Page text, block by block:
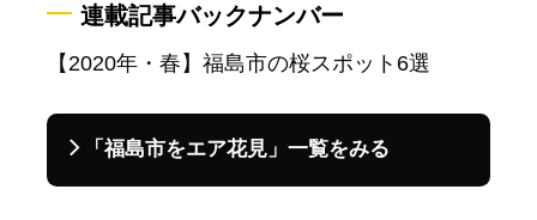
連載記事バックナンバー
【2020年・春】福島市の桜スポット6選
「福島市をエア花見」一覧をみる